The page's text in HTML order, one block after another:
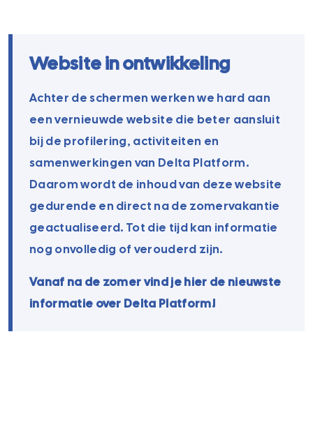
Website in ontwikkeling
Achter de schermen werken we hard aan
een vernieuwde website die beter aansluit
bij de profilering, activiteiten en
samenwerkingen van Delta Platform.
Daarom wordt de inhoud van deze website
gedurende en direct na de zomervakantie
geactualiseerd. Tot die tijd kan informatie
nog onvolledig of verouderd zijn.
Vanaf na de zomer vind je hier de nieuwste
informatie over Delta Platform!